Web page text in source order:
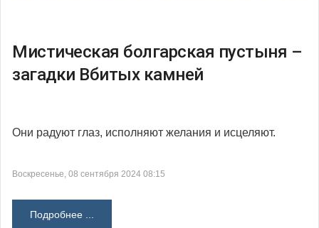
Мистическая болгарская пустыня –
загадки Вбитых камней
Они радуют глаз, исполняют желания и исцеляют.
Воскресенье, 08 сентября 2024 08:15
Подробнее ...